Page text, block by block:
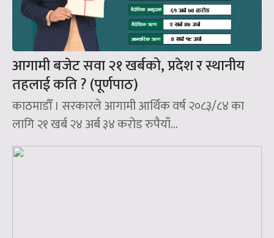
आगामी बजेट सवा २१ खर्बको, प्रदेश र स्थानीय
तहलाई कति ? (पूर्णपाठ)
काठमाडौँ । सरकारले आगामी आर्थिक वर्ष २०८३/८४ का
लागि २१ खर्ब २४ अर्ब ३४ करोड रुपैयाँ...